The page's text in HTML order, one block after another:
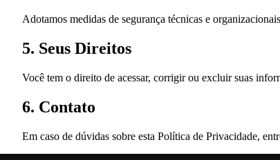
Adotamos medidas de segurança técnicas e
5. Seus Direitos
Você tem o direito de acessar, corrigir ou excluir suas
6. Contato
Em caso de dúvidas sobre esta Política de Privacidade,